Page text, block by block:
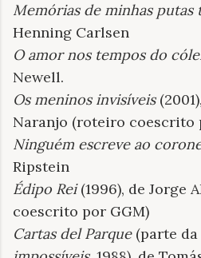
Memórias de minhas putas
Henning Carlsen
O amor nos tempos do
Newell.
Os meninos invisíveis
Naranjo (roteiro coescrito
Ninguém escreve ao
Ripstein
Édipo Rei(1996), de Jorge
coescrito por GGM)
Cartas del Parque(parte da